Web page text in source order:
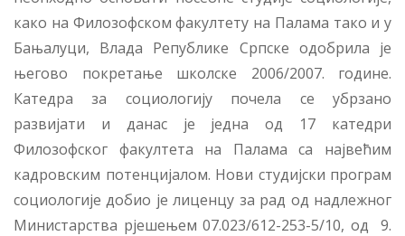
како на Филозофском факултету на Палама тако и у
Бањалуци, Влада Републике Српске одобрила је
његово покретање школске 2006/2007. године.
Катедра за социологију почела се убрзано
развијати и данас је једна од 17 катедри
Филозофског факултета на Палама са највећим
кадровским потенцијалом. Нови студијски програм
социологије добио је лиценцу за рад од надлежног
Министарства рјешењем 07.023/612-253-5/10, од 9.